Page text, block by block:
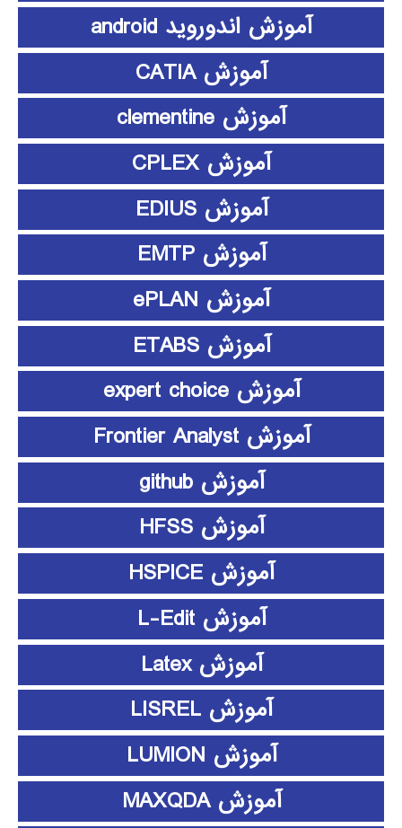
آموزش اندوروید android
آموزش CATIA
آموزش clementine
آموزش CPLEX
آموزش EDIUS
آموزش EMTP
آموزش ePLAN
آموزش ETABS
آموزش expert choice
آموزش Frontier Analyst
آموزش github
آموزش HFSS
آموزش HSPICE
آموزش L-Edit
آموزش Latex
آموزش LISREL
آموزش LUMION
آموزش MAXQDA